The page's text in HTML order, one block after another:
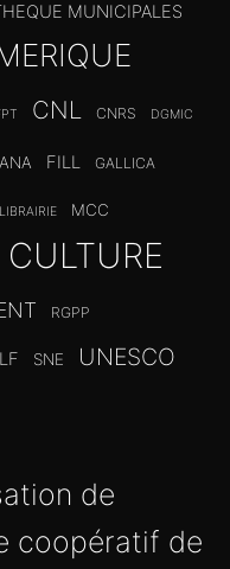
MUNICIPALES
CNL CNRS DGMIC
FILL GALLICA
LIBRAIRIE MCC
RGPP
SNE UNESCO
de
coopératif de